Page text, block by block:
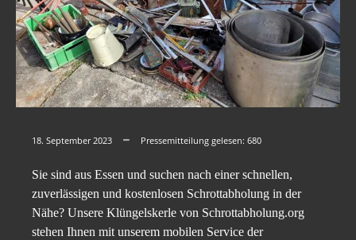
18. September 2023 Pressemitteilung gelesen: 680
Sie sind aus Essen und suchen nach einer schnellen,
zuverlässigen und kostenlosen Schrottabholung in der
Nähe? Unsere Klüngelskerle von Schrottabholung.org
stehen Ihnen mit unserem mobilen Service der